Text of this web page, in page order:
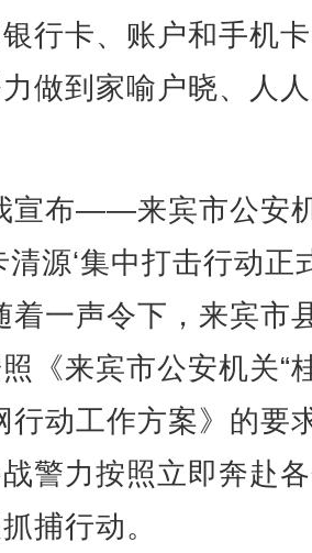
行卡、账户和手机
做到家喻户晓、人
布——来宾市公安
清源‘集中打击行动正
一声令下，来宾市
《来宾市公安机关“
行动工作方案》的要
警力按照立即奔赴
捕行动。